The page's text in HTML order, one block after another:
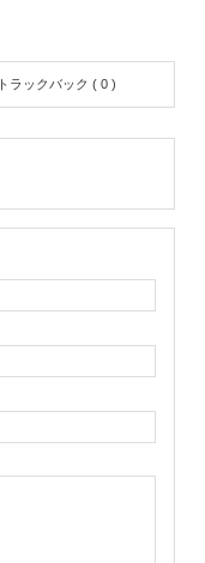
トラックバック ( 0 )